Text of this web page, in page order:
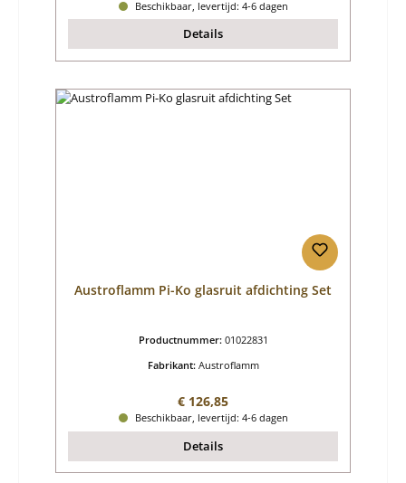
Beschikbaar, levertijd: 4-6 dagen
Details
Austroflamm Pi-Ko glasruit afdichting Set
Productnummer: 01022831
Fabrikant: Austroflamm
Normale prijs:
€ 126,85
Beschikbaar, levertijd: 4-6 dagen
Details